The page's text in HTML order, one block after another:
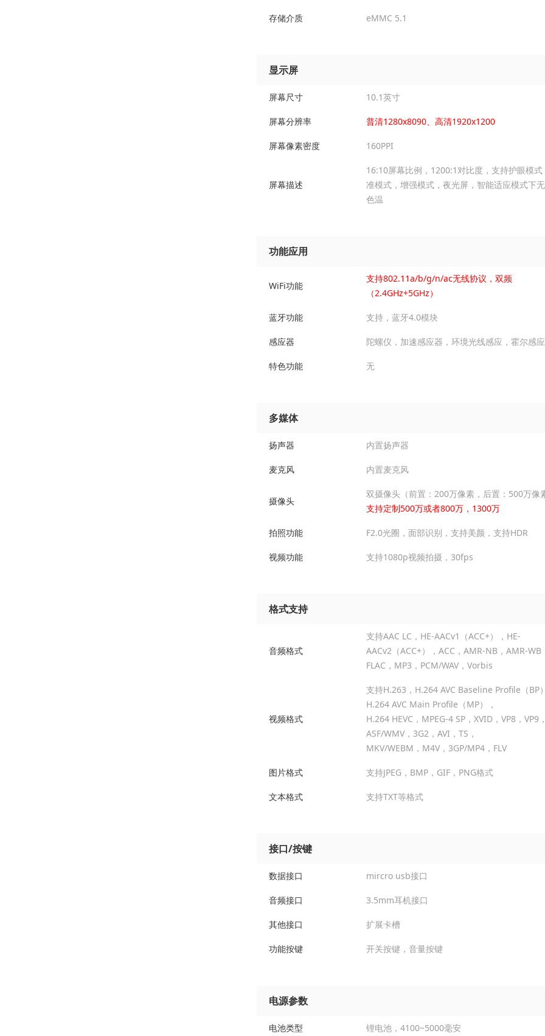
存储介质 eMMC 5.1
显示屏
屏幕尺寸 10.1英寸
屏幕分辨率 普清1280x8090、高清1920x1200
屏幕像素密度 160PPI
屏幕描述
16:10屏幕比例，1200:1对比度，支持护眼模式
准模式，增强模式，夜光屏，智能适应模式下
色温
功能应用
WiFi功能
支持802.11a/b/g/n/ac无线协议，双频
（2.4GHz+5GHz）
蓝牙功能 支持，蓝牙4.0模块
感应器 陀螺仪，加速感应器，环境光线感应，霍尔感
特色功能 无
多媒体
扬声器 内置扬声器
麦克风 内置麦克风
摄像头
双摄像头（前置：200万像素，后置：500万像
支持定制500万或者800万，1300万
拍照功能 F2.0光圈，面部识别，支持美颜，支持HDR
视频功能 支持1080p视频拍摄，30fps
格式支持
音频格式
支持AAC LC，HE-AACv1（ACC+），HE-
AACv2（ACC+），ACC，AMR-NB，AMR-WB
FLAC，MP3，PCM/WAV，Vorbis
视频格式
支持H.263，H.264 AVC Baseline Profile（BP
H.264 AVC Main Profile（MP），
H.264 HEVC，MPEG-4 SP，XVID，VP8，VP9
ASF/WMV，3G2，AVI，TS，
MKV/WEBM，M4V，3GP/MP4，FLV
图片格式 支持JPEG，BMP，GIF，PNG格式
文本格式 支持TXT等格式
接口/按键
数据接口 mircro usb接口
音频接口 3.5mm耳机接口
其他接口 扩展卡槽
功能按键 开关按键，音量按键
电源参数
电池类型 锂电池，4100~5000毫安